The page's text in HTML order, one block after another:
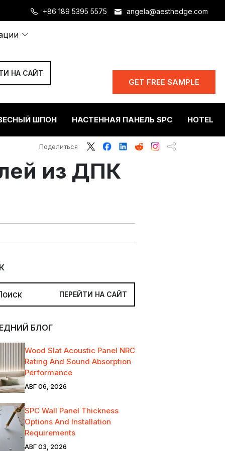
+86 189 5395 5575 angela@aesthedge.com
GET FREE SAMPLE
ШПОН НАСТЕННАЯ ПАНЕЛЬ SPC HOTEL
Поделиться
из ДПК
БЛОГ
Wood Slat Acoustic Panel NRC
Rating And Sound Absorption
Performance
АВГ 06, 2026
SPC Wall Panel Thickness
Options And Installation
Requirements
АВГ 03, 2026